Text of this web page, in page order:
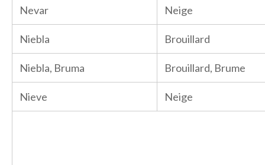
Nevar Neige
Niebla Brouillard
Niebla, Bruma Brouillard, Brume
Nieve Neige